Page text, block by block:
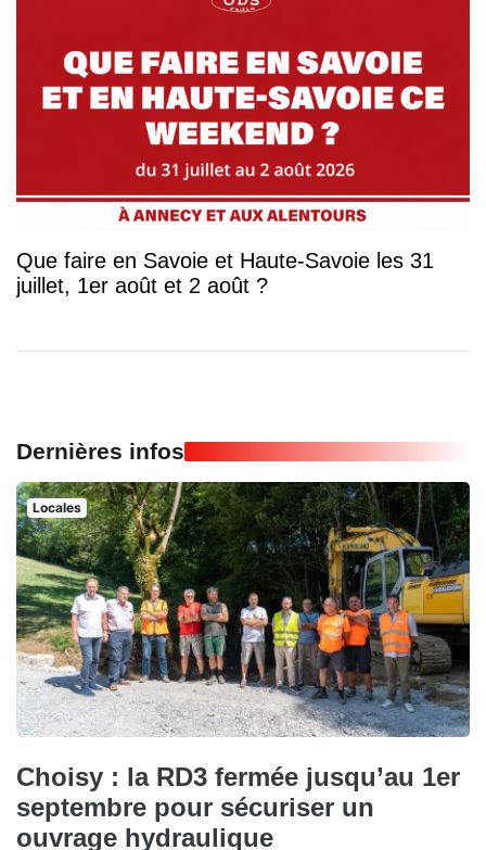
Que faire en Savoie et Haute-Savoie les 31
juillet, 1er août et 2 août ?
Dernières infos
Locales
Choisy : la RD3 fermée jusqu’au 1er
septembre pour sécuriser un
ouvrage hydraulique